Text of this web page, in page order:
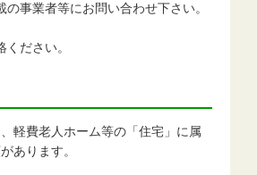
事業者等にお問い合わせ下さい。
ださい。
軽費老人ホーム等の「住宅」に属
あります。